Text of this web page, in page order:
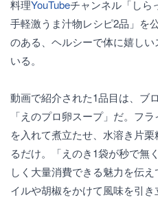
料理YouTubeチャンネル「しら
手軽激うま汁物レシピ2品」を
のある、ヘルシーで体に嬉し
いる。
動画で紹介された1品目は、ブ
「えのプロ卵スープ」だ。フ
を入れて煮立たせ、水溶き片
るだけ。「えのき1袋が秒で無
しく大量消費できる魅力を伝
イルや胡椒をかけて風味を引き